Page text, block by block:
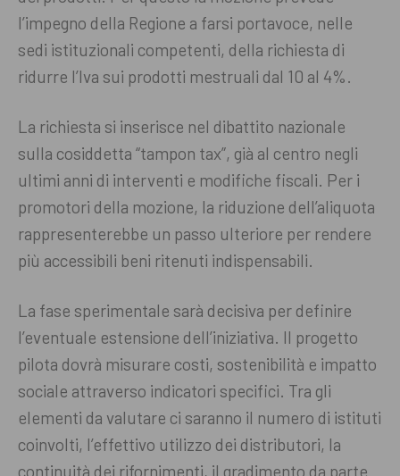
l’impegno della Regione a farsi portavoce, nelle
sedi istituzionali competenti, della richiesta di
ridurre l’Iva sui prodotti mestruali dal 10 al 4%.
La richiesta si inserisce nel dibattito nazionale
sulla cosiddetta “tampon tax”, già al centro negli
ultimi anni di interventi e modifiche fiscali. Per i
promotori della mozione, la riduzione dell’aliquota
rappresenterebbe un passo ulteriore per rendere
più accessibili beni ritenuti indispensabili.
La fase sperimentale sarà decisiva per definire
l’eventuale estensione dell’iniziativa. Il progetto
pilota dovrà misurare costi, sostenibilità e impatto
sociale attraverso indicatori specifici. Tra gli
elementi da valutare ci saranno il numero di istituti
coinvolti, l’effettivo utilizzo dei distributori, la
continuità dei rifornimenti, il gradimento da parte